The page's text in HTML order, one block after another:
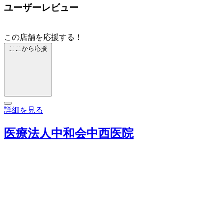
ユーザーレビュー
この店舗を応援する！
ここから応援
詳細を見る
医療法人中和会中西医院